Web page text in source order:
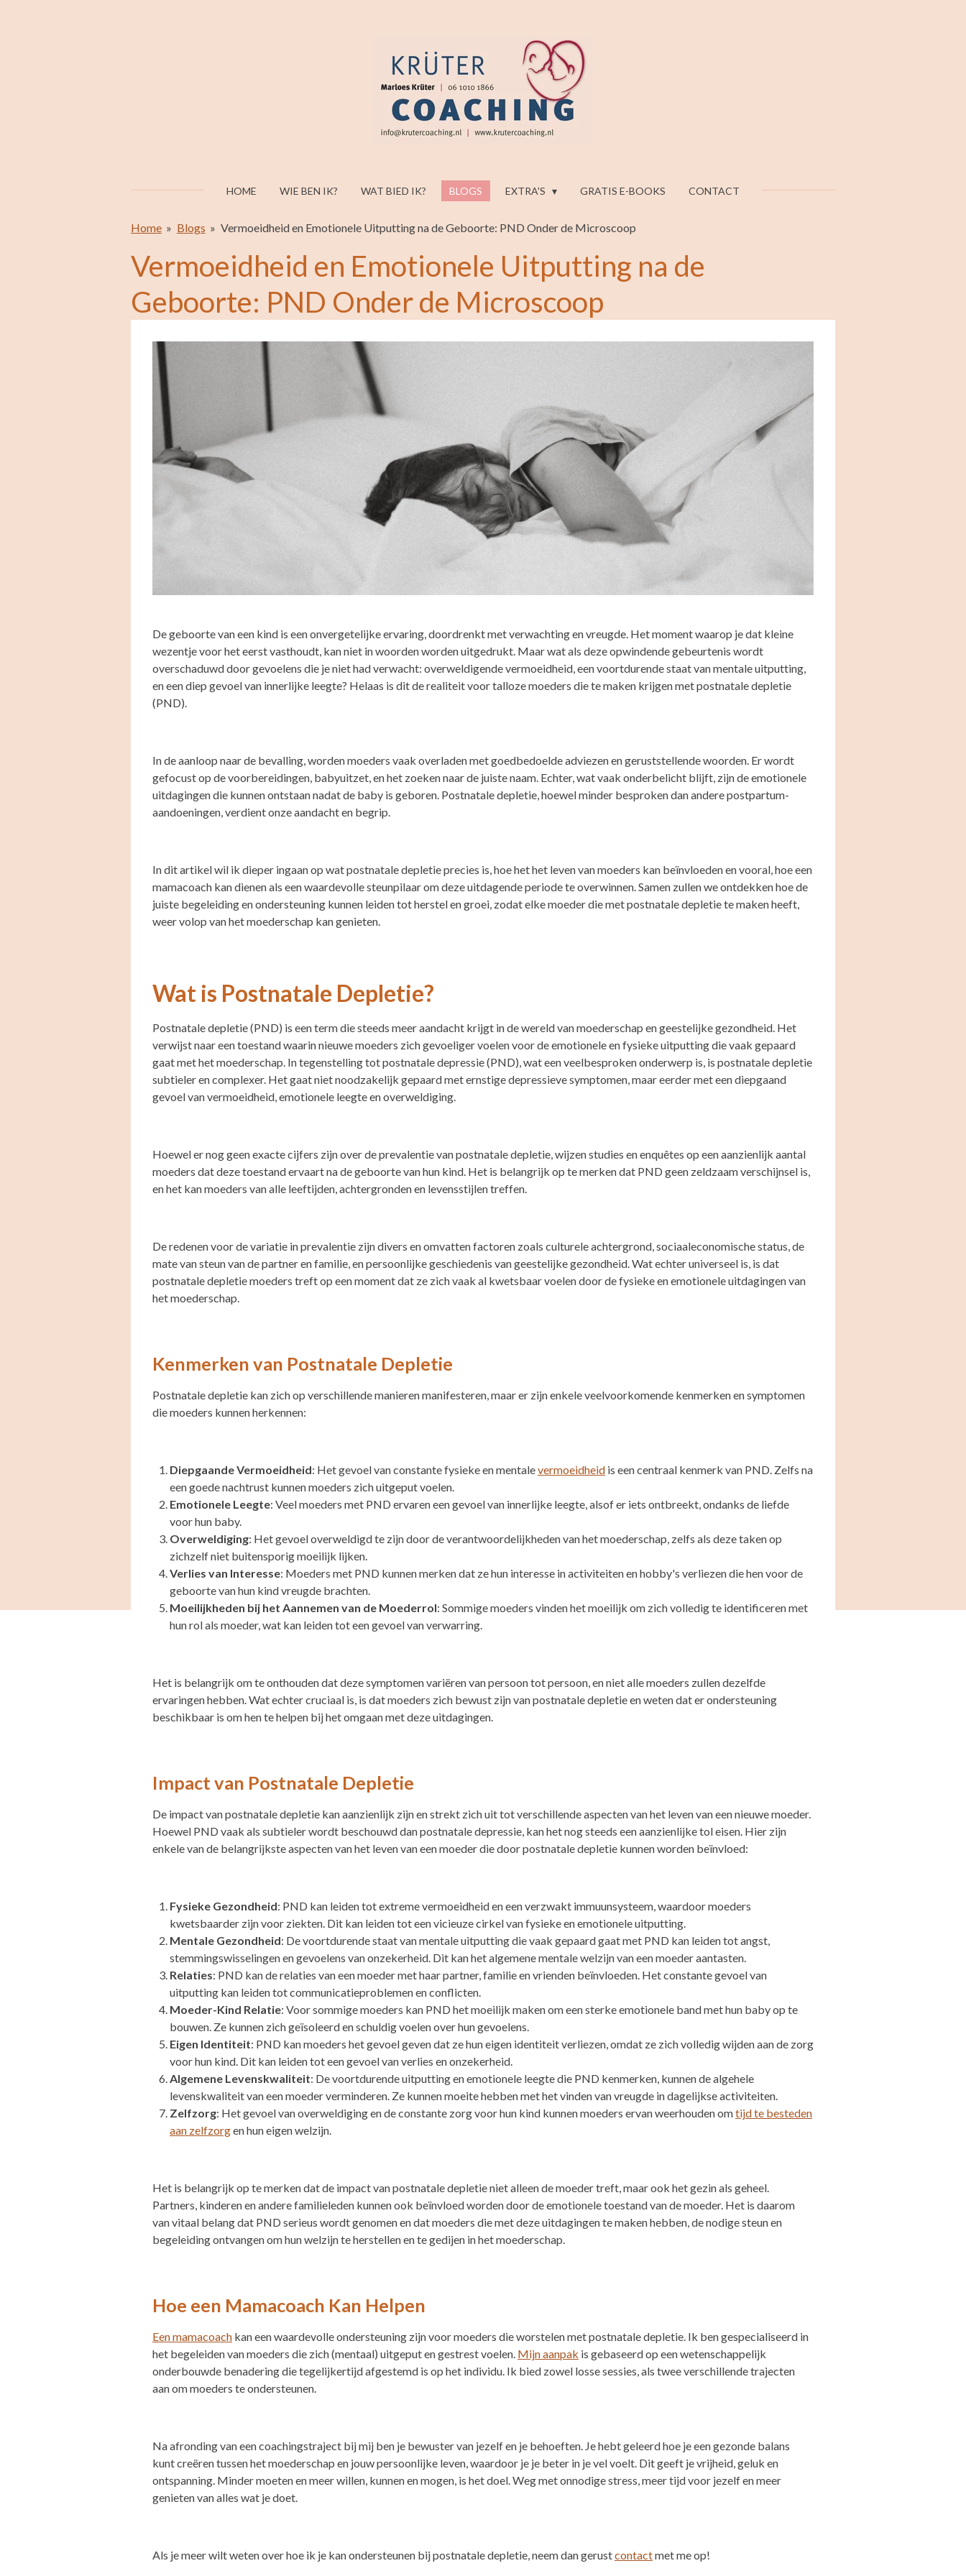
HOME WIE BEN IK? WAT BIED IK? BLOGS EXTRA'S GRATIS E-BOOKS CONTACT
Home » Blogs » Vermoeidheid en Emotionele Uitputting na de Geboorte: PND Onder de Microscoop
Vermoeidheid en Emotionele Uitputting na de
Geboorte: PND Onder de Microscoop
De geboorte van een kind is een onvergetelijke ervaring, doordrenkt met verwachting en vreugde. Het moment waarop je dat kleine
wezentje voor het eerst vasthoudt, kan niet in woorden worden uitgedrukt. Maar wat als deze opwindende gebeurtenis wordt
overschaduwd door gevoelens die je niet had verwacht: overweldigende vermoeidheid, een voortdurende staat van mentale uitputting,
en een diep gevoel van innerlijke leegte? Helaas is dit de realiteit voor talloze moeders die te maken krijgen met postnatale depletie
(PND).
In de aanloop naar de bevalling, worden moeders vaak overladen met goedbedoelde adviezen en geruststellende woorden. Er wordt
gefocust op de voorbereidingen, babyuitzet, en het zoeken naar de juiste naam. Echter, wat vaak onderbelicht blijft, zijn de emotionele
uitdagingen die kunnen ontstaan nadat de baby is geboren. Postnatale depletie, hoewel minder besproken dan andere postpartum-
aandoeningen, verdient onze aandacht en begrip.
In dit artikel wil ik dieper ingaan op wat postnatale depletie precies is, hoe het het leven van moeders kan beïnvloeden en vooral, hoe een
mamacoach kan dienen als een waardevolle steunpilaar om deze uitdagende periode te overwinnen. Samen zullen we ontdekken hoe de
juiste begeleiding en ondersteuning kunnen leiden tot herstel en groei, zodat elke moeder die met postnatale depletie te maken heeft,
weer volop van het moederschap kan genieten.
Wat is Postnatale Depletie?
Postnatale depletie (PND) is een term die steeds meer aandacht krijgt in de wereld van moederschap en geestelijke gezondheid. Het
verwijst naar een toestand waarin nieuwe moeders zich gevoeliger voelen voor de emotionele en fysieke uitputting die vaak gepaard
gaat met het moederschap. In tegenstelling tot postnatale depressie (PND), wat een veelbesproken onderwerp is, is postnatale depletie
subtieler en complexer. Het gaat niet noodzakelijk gepaard met ernstige depressieve symptomen, maar eerder met een diepgaand
gevoel van vermoeidheid, emotionele leegte en overweldiging.
Hoewel er nog geen exacte cijfers zijn over de prevalentie van postnatale depletie, wijzen studies en enquêtes op een aanzienlijk aantal
moeders dat deze toestand ervaart na de geboorte van hun kind. Het is belangrijk op te merken dat PND geen zeldzaam verschijnsel is,
en het kan moeders van alle leeftijden, achtergronden en levensstijlen treffen.
De redenen voor de variatie in prevalentie zijn divers en omvatten factoren zoals culturele achtergrond, sociaaleconomische status, de
mate van steun van de partner en familie, en persoonlijke geschiedenis van geestelijke gezondheid. Wat echter universeel is, is dat
postnatale depletie moeders treft op een moment dat ze zich vaak al kwetsbaar voelen door de fysieke en emotionele uitdagingen van
het moederschap.
Kenmerken van Postnatale Depletie
Postnatale depletie kan zich op verschillende manieren manifesteren, maar er zijn enkele veelvoorkomende kenmerken en symptomen
die moeders kunnen herkennen:
Diepgaande Vermoeidheid: Het gevoel van constante fysieke en mentalevermoeidheid is een centraal kenmerk van PND. Zelfs na
een goede nachtrust kunnen moeders zich uitgeput voelen.
Emotionele Leegte: Veel moeders met PND ervaren een gevoel van innerlijke leegte, alsof er iets ontbreekt, ondanks de liefde
voor hun baby.
Overweldiging: Het gevoel overweldigd te zijn door de verantwoordelijkheden van het moederschap, zelfs als deze taken op
zichzelf niet buitensporig moeilijk lijken.
Verlies van Interesse: Moeders met PND kunnen merken dat ze hun interesse in activiteiten en hobby's verliezen die hen voor de
geboorte van hun kind vreugde brachten.
Moeilijkheden bij het Aannemen van de Moederrol: Sommige moeders vinden het moeilijk om zich volledig te identificeren met
hun rol als moeder, wat kan leiden tot een gevoel van verwarring.
Het is belangrijk om te onthouden dat deze symptomen variëren van persoon tot persoon, en niet alle moeders zullen dezelfde
ervaringen hebben. Wat echter cruciaal is, is dat moeders zich bewust zijn van postnatale depletie en weten dat er ondersteuning
beschikbaar is om hen te helpen bij het omgaan met deze uitdagingen.
Impact van Postnatale Depletie
De impact van postnatale depletie kan aanzienlijk zijn en strekt zich uit tot verschillende aspecten van het leven van een nieuwe moeder.
Hoewel PND vaak als subtieler wordt beschouwd dan postnatale depressie, kan het nog steeds een aanzienlijke tol eisen. Hier zijn
enkele van de belangrijkste aspecten van het leven van een moeder die door postnatale depletie kunnen worden beïnvloed:
Fysieke Gezondheid: PND kan leiden tot extreme vermoeidheid en een verzwakt immuunsysteem, waardoor moeders
kwetsbaarder zijn voor ziekten. Dit kan leiden tot een vicieuze cirkel van fysieke en emotionele uitputting.
Mentale Gezondheid: De voortdurende staat van mentale uitputting die vaak gepaard gaat met PND kan leiden tot angst,
stemmingswisselingen en gevoelens van onzekerheid. Dit kan het algemene mentale welzijn van een moeder aantasten.
Relaties: PND kan de relaties van een moeder met haar partner, familie en vrienden beïnvloeden. Het constante gevoel van
uitputting kan leiden tot communicatieproblemen en conflicten.
Moeder-Kind Relatie: Voor sommige moeders kan PND het moeilijk maken om een sterke emotionele band met hun baby op te
bouwen. Ze kunnen zich geïsoleerd en schuldig voelen over hun gevoelens.
Eigen Identiteit: PND kan moeders het gevoel geven dat ze hun eigen identiteit verliezen, omdat ze zich volledig wijden aan de zorg
voor hun kind. Dit kan leiden tot een gevoel van verlies en onzekerheid.
Algemene Levenskwaliteit: De voortdurende uitputting en emotionele leegte die PND kenmerken, kunnen de algehele
levenskwaliteit van een moeder verminderen. Ze kunnen moeite hebben met het vinden van vreugde in dagelijkse activiteiten.
Zelfzorg: Het gevoel van overweldiging en de constante zorg voor hun kind kunnen moeders ervan weerhouden omtijd te besteden
aan zelfzorgen hun eigen welzijn.
Het is belangrijk op te merken dat de impact van postnatale depletie niet alleen de moeder treft, maar ook het gezin als geheel.
Partners, kinderen en andere familieleden kunnen ook beïnvloed worden door de emotionele toestand van de moeder. Het is daarom
van vitaal belang dat PND serieus wordt genomen en dat moeders die met deze uitdagingen te maken hebben, de nodige steun en
begeleiding ontvangen om hun welzijn te herstellen en te gedijen in het moederschap.
Hoe een Mamacoach Kan Helpen
Een mamacoach kan een waardevolle ondersteuning zijn voor moeders die worstelen met postnatale depletie. Ik ben gespecialiseerd in
het begeleiden van moeders die zich (mentaal) uitgeput en gestrest voelen. Mijn aanpak is gebaseerd op een wetenschappelijk
onderbouwde benadering die tegelijkertijd afgestemd is op het individu. Ik bied zowel losse sessies, als twee verschillende trajecten
aan om moeders te ondersteunen.
Na afronding van een coachingstraject bij mij ben je bewuster van jezelf en je behoeften. Je hebt geleerd hoe je een gezonde balans
kunt creëren tussen het moederschap en jouw persoonlijke leven, waardoor je je beter in je vel voelt. Dit geeft je vrijheid, geluk en
ontspanning. Minder moeten en meer willen, kunnen en mogen, is het doel. Weg met onnodige stress, meer tijd voor jezelf en meer
genieten van alles wat je doet.
Als je meer wilt weten over hoe ik je kan ondersteunen bij postnatale depletie, neem dan gerustcontactmet me op!